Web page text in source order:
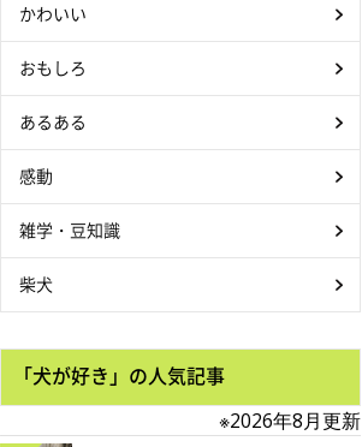
かわいい
おもしろ
あるある
感動
雑学・豆知識
柴犬
「犬が好き」の人気記事
※2026年8月更新